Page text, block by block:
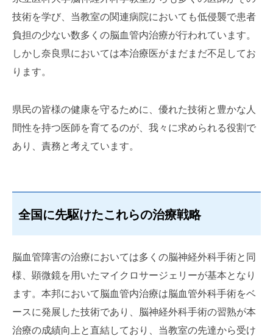
技術を学び、当教室の関連病院においても低侵襲で患者
負担の少ない数多くの脳血管内治療が行われています。
しかし奈良県においては本治療医がまだまだ不足してお
ります。
県民の皆様の健康を守るために、優れた技術と豊かな人
間性を持つ医師を育てるのが、我々に求められる役割で
あり、責務と考えています。
全国に先駆けたこれらの治療戦略
脳血管障害の治療においては多くの脳神経外科手術と同
様、顕微鏡を用いたマイクロサージェリーが基本となり
ます。本邦において脳血管内治療は脳血管外科手術をベ
ースに発展した技術であり、脳神経外科手術の習熟が本
治療の成績向上と直結しており、当教室の先達から受け